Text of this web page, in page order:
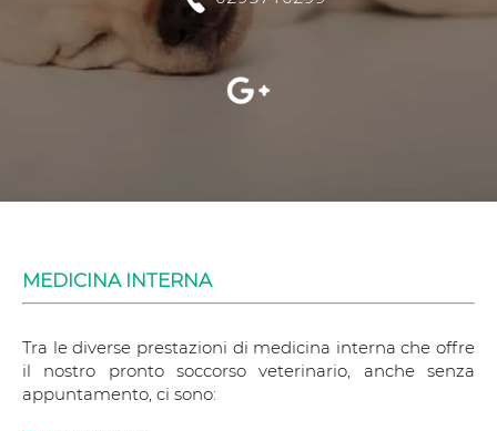
MEDICINA INTERNA
Tra le diverse prestazioni di medicina interna che offre
il nostro pronto soccorso veterinario, anche senza
appuntamento, ci sono: